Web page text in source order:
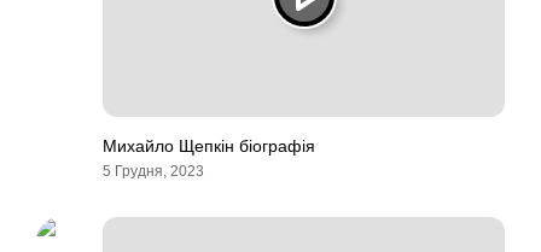
Михайло Щепкін біографія
5 Грудня, 2023